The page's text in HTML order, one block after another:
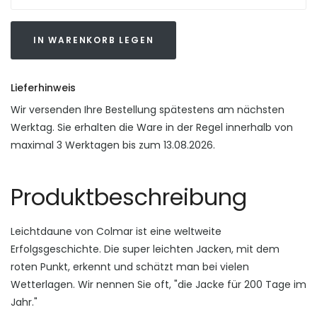
IN WARENKORB LEGEN
Lieferhinweis
Wir versenden Ihre Bestellung spätestens am nächsten
Werktag. Sie erhalten die Ware in der Regel innerhalb von
maximal 3 Werktagen bis zum 13.08.2026.
Produktbeschreibung
Leichtdaune von Colmar ist eine weltweite
Erfolgsgeschichte. Die super leichten Jacken, mit dem
roten Punkt, erkennt und schätzt man bei vielen
Wetterlagen. Wir nennen Sie oft, "die Jacke für 200 Tage im
Jahr."